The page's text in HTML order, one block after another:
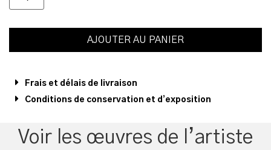
AJOUTER AU PANIER
Frais et délais de livraison
Conditions de conservation et d’exposition
Voir les œuvres de l’artiste